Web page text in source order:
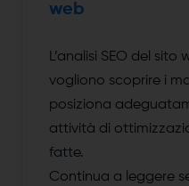
web
L’analisi SEO del sito
vogliono scoprire i
posiziona
attività di
fatte.
Continua a leggere